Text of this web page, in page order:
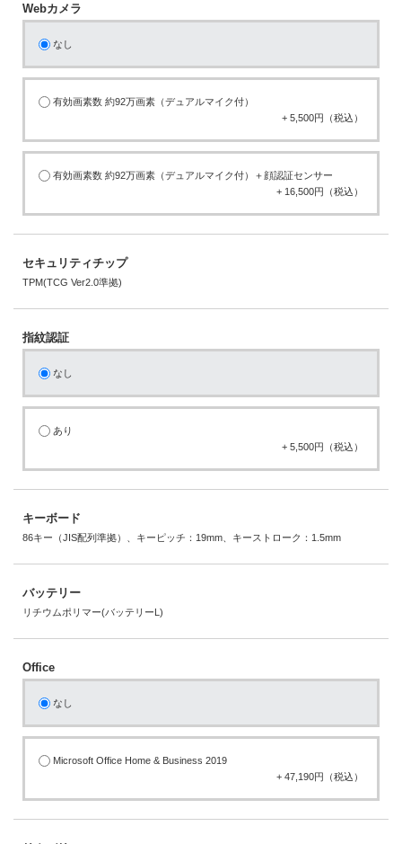
Webカメラ
なし
有効画素数 約92万画素（デュアルマイク付）
+ 5,500円（税込）
有効画素数 約92万画素（デュアルマイク付）＋顔認証センサー
+ 16,500円（税込）
セキュリティチップ
TPM(TCG Ver2.0準拠)
指紋認証
なし
あり
+ 5,500円（税込）
キーボード
86キー（JIS配列準拠）、キーピッチ：19mm、キーストローク：1.5mm
バッテリー
リチウムポリマー(バッテリーL)
Office
なし
Microsoft Office Home & Business 2019
+ 47,190円（税込）